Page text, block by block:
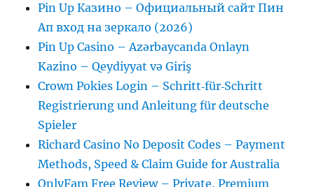
Pin Up Казино – Официальный сайт Пин
Ап вход на зеркало (2026)
Pin Up Casino – Azərbaycanda Onlayn
Kazino – Qeydiyyat və Giriş
Crown Pokies Login – Schritt‑für‑Schritt
Registrierung und Anleitung für deutsche
Spieler
Richard Casino No Deposit Codes – Payment
Methods, Speed & Claim Guide for Australia
OnlyFam Free Review – Private, Premium